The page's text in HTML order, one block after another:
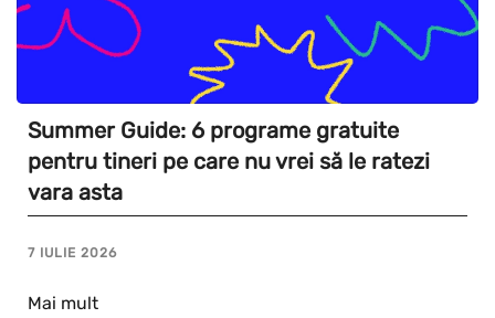
Summer Guide: 6 programe gratuite
pentru tineri pe care nu vrei să le ratezi
vara asta
7 IULIE 2026
Mai mult